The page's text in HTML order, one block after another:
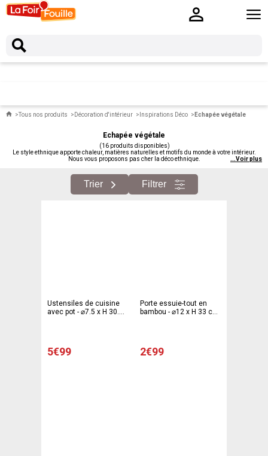
Tous nos produits Décoration d'intérieur Inspirations Déco Echapée végétale
Echapée végétale
(16 produits disponibles)
Le style ethnique apporte chaleur, matières naturelles et motifs du monde à votre intérieur.
Nous vous proposons pas cher la déco ethnique.
...Voir plus
Trier Filtrer
Ustensiles de cuisine
avec pot - ⌀7.5 x H 30.5
5€99
Porte essuie-tout en
bambou - ⌀12 x H 33 cm
2€99